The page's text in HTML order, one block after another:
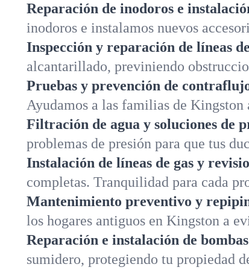
Reparación de inodoros e
inodoros e instalamos nuevos
Inspección y reparación de líneas
alcantarillado, previniendo
Pruebas y prevención de
Ayudamos a las familias de Kingston
Filtración de agua y soluciones de
problemas de presión para que tus
Instalación de líneas de gas y
completas. Tranquilidad para cada
Mantenimiento preventivo y
los hogares antiguos en Kingston a
Reparación e instalación de
sumidero, protegiendo tu propiedad